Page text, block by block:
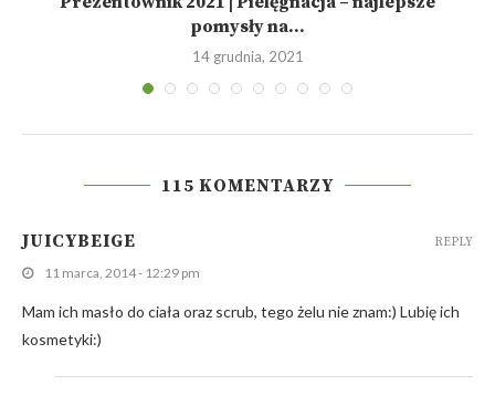
pomysły na...
14 grudnia, 2021
115 KOMENTARZY
JUICYBEIGE
11 marca, 2014 - 12:29 pm
Mam ich masło do ciała oraz scrub, tego żelu nie znam:) Lubię ich
kosmetyki:)
REPLY